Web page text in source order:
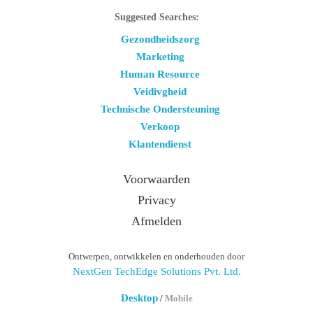
Suggested Searches:
Gezondheidszorg
Marketing
Human Resource
Veidivgheid
Technische Ondersteuning
Verkoop
Klantendienst
Voorwaarden
Privacy
Afmelden
Ontwerpen, ontwikkelen en onderhouden door
NextGen TechEdge Solutions Pvt. Ltd.
Desktop/ Mobile